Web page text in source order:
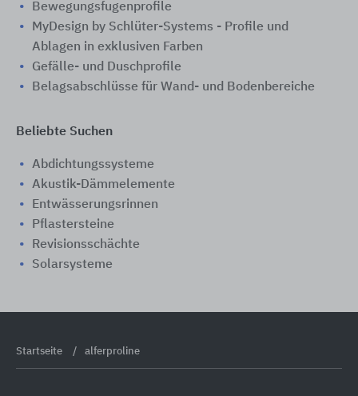
Bewegungsfugenprofile
MyDesign by Schlüter-Systems - Profile und
Ablagen in exklusiven Farben
Gefälle- und Duschprofile
Belagsabschlüsse für Wand- und Bodenbereiche
Beliebte Suchen
Abdichtungssysteme
Akustik-Dämmelemente
Entwässerungsrinnen
Pflastersteine
Revisionsschächte
Solarsysteme
Startseite alferproline